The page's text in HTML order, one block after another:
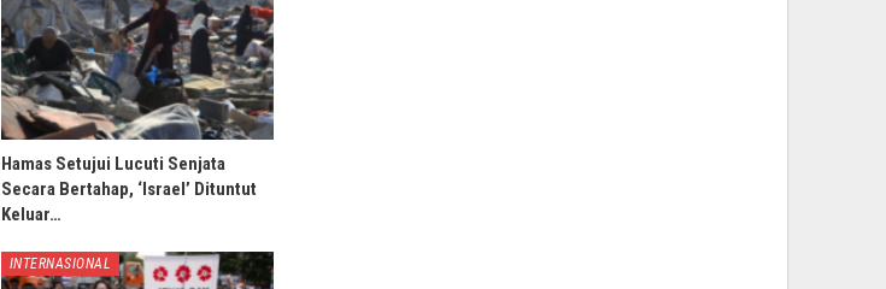
Hamas Setujui Lucuti Senjata
Secara Bertahap, ‘Israel’ Dituntut
Keluar…
INTERNASIONAL